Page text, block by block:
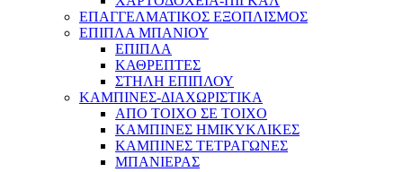
ΕΠΑΓΓΕΛΜΑΤΙΚΟΣ ΕΞΟΠΛΙΣΜΟΣ
ΕΠΙΠΛΑ ΜΠΑΝΙΟΥ
ΕΠΙΠΛΑ
ΚΑΘΡΕΠΤΕΣ
ΣΤΗΛΗ ΕΠΙΠΛΟΥ
ΚΑΜΠΙΝΕΣ-ΔΙΑΧΩΡΙΣΤΙΚΑ
ΑΠΟ ΤΟΙΧΟ ΣΕ ΤΟΙΧΟ
ΚΑΜΠΙΝΕΣ ΗΜΙΚΥΚΛΙΚΕΣ
ΚΑΜΠΙΝΕΣ ΤΕΤΡΑΓΩΝΕΣ
ΜΠΑΝΙΕΡΑΣ